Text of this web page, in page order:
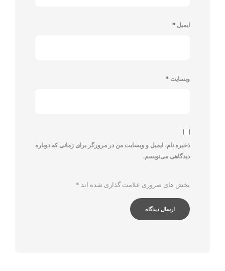
ایمیل *
وبسایت *
ذخیره نام، ایمیل و وبسایت من در مرورگر برای زمانی که دوباره
دیدگاهی می‌نویسم.
بخش های ضروری علامت گذاری شده اند *